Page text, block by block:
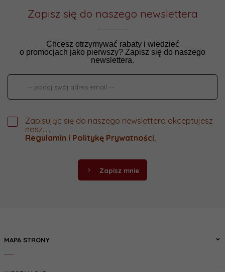
Zapisz się do naszego newslettera
Chcesz otrzymywać rabaty i wiedzieć
o promocjach jako pierwszy? Zapisz się do naszego
newslettera.
Zapisując się do naszego newslettera akceptujesz
nasz.....
Regulamin i Politykę Prywatności.
Zapisz mnie
MAPA STRONY